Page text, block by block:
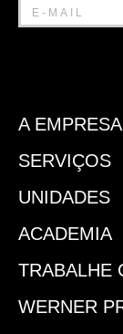
A EMPRESA
SERVIÇOS
UNIDADES
ACADEMIA
TRABALHE
WERNER